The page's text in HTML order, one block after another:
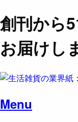
創刊から
お届けし
Menu